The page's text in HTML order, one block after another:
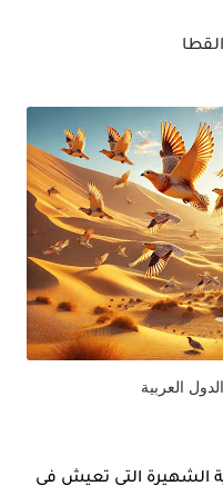
العربية
الشهيرة التي تعيش في